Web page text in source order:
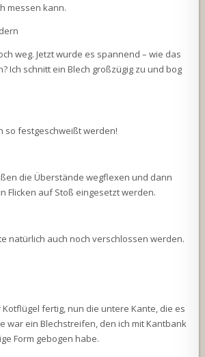
messen kann.
weg. Jetzt wurde es spannend – wie das
Ich schnitt ein Blech großzügig zu und bog
so festgeschweißt werden!
die Überstände wegflexen und dann
Flicken auf Stoß eingesetzt werden.
natürlich auch noch verschlossen werden.
fertig, nun die untere Kante, die es
war ein Blechstreifen, den ich mit Kantbank
Form gebogen habe.